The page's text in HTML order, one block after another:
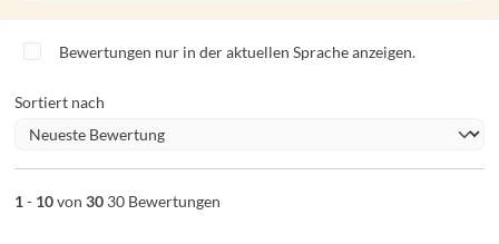
Bewertungen nur in der aktuellen Sprache anzeigen.
Sortiert nach
1 - 10von 30 30 Bewertungen